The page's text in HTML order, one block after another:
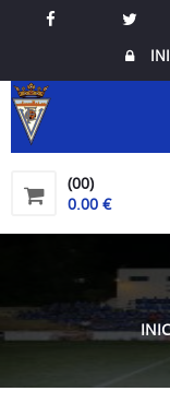
(00)
0.00 €